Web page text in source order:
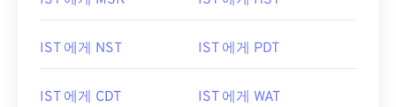
IST 에게 NST IST 에게 PDT
IST 에게 CDT IST 에게 WAT